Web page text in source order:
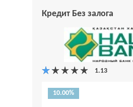
Кредит Без залога
10.00%